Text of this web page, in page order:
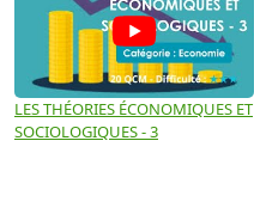
LES THÉORIES ÉCONOMIQUES ET
SOCIOLOGIQUES - 3